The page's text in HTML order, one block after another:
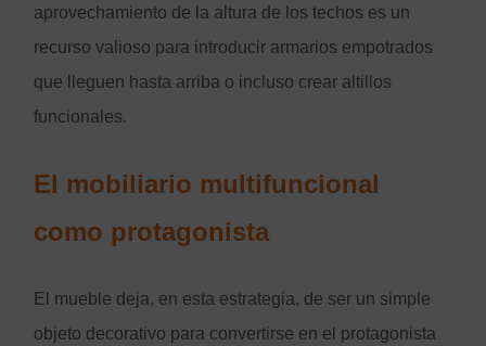
aprovechamiento de la altura de los techos es un
recurso valioso para introducir armarios empotrados
que lleguen hasta arriba o incluso crear altillos
funcionales.
El mobiliario multifuncional
como protagonista
El mueble deja, en esta estrategia, de ser un simple
objeto decorativo para convertirse en el protagonista